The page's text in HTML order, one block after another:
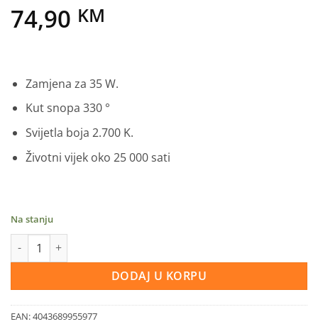
74,90 KM
Zamjena za 35 W.
Kut snopa 330 °
Svijetla boja 2.700 K.
Životni vijek oko 25 000 sati
Na stanju
Filament sijalica LED E27 4W420lm 2700K količina
DODAJ U KORPU
EAN:4043689955977